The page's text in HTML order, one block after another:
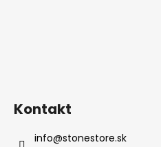
Kontakt
info@stonestore.sk